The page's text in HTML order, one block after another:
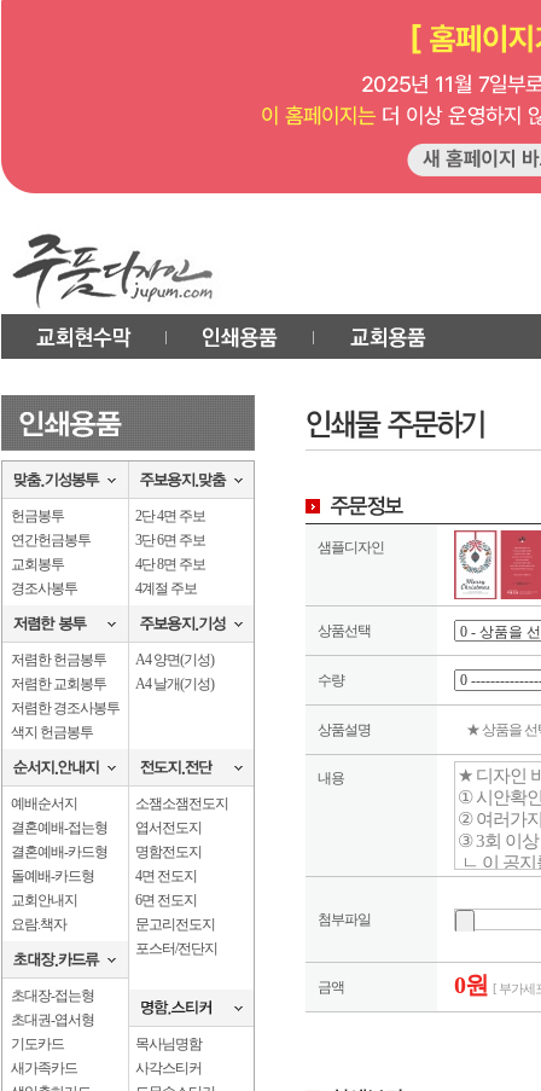
헌금봉투
연간헌금봉투
교회봉투
경조사봉투
저렴한 헌금봉투
저렴한 교회봉투
저렴한 경조사봉투
색지 헌금봉투
예배순서지
결혼예배-접는형
결혼예배-카드형
돌예배-카드형
교회안내지
요람.책자
초대장-접는형
초대권-엽서형
기도카드
새가족카드
2단 4면 주보
3단 6면 주보
4단 8면 주보
4계절 주보
A4 양면(기성)
A4 날개(기성)
소잼소잼전도지
엽서전도지
명함전도지
4면 전도지
6면 전도지
문고리전도지
포스터/전단지
목사님명함
사각스티커
샘플디자인
상품선택
수량
상품설명 ★ 상품을 선
내용
첨부파일
금액 0원 [ 부가세